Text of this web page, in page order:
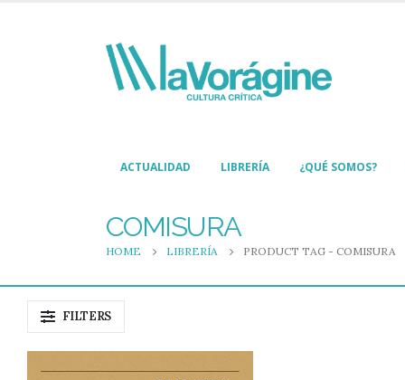
ACTUALIDAD LIBRERÍA ¿QUÉ SOMOS?
COMISURA
HOME LIBRERÍA PRODUCT TAG - COMISURA
FILTERS